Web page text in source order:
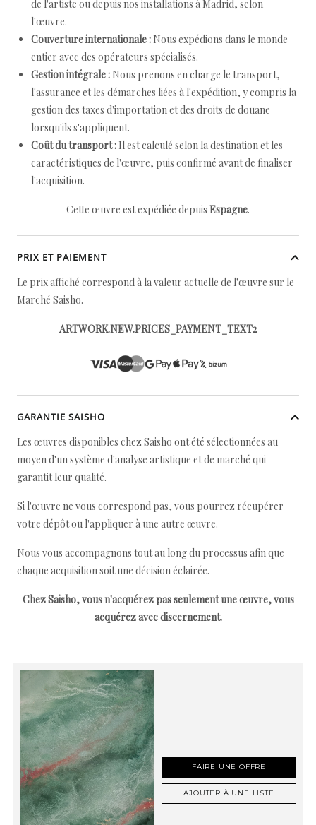
de l'artiste ou depuis nos installations à Madrid, selon
l'œuvre.
Couverture internationale : Nous expédions dans le monde
entier avec des opérateurs spécialisés.
Gestion intégrale : Nous prenons en charge le transport,
l'assurance et les démarches liées à l'expédition, y compris la
gestion des taxes d'importation et des droits de douane
lorsqu'ils s'appliquent.
Coût du transport : Il est calculé selon la destination et les
caractéristiques de l'œuvre, puis confirmé avant de finaliser
l'acquisition.
Cette œuvre est expédiée depuis Espagne.
PRIX ET PAIEMENT
Le prix affiché correspond à la valeur actuelle de l'œuvre sur le
Marché Saisho.
ARTWORK.NEW.PRICES_PAYMENT_TEXT2
GARANTIE SAISHO
Les œuvres disponibles chez Saisho ont été sélectionnées au
moyen d'un système d'analyse artistique et de marché qui
garantit leur qualité.
Si l'œuvre ne vous correspond pas, vous pourrez récupérer
votre dépôt ou l'appliquer à une autre œuvre.
Nous vous accompagnons tout au long du processus afin que
chaque acquisition soit une décision éclairée.
Chez Saisho, vous n'acquérez pas seulement une œuvre, vous
acquérez avec discernement.
FAIRE UNE OFFRE
AJOUTER À UNE LISTE